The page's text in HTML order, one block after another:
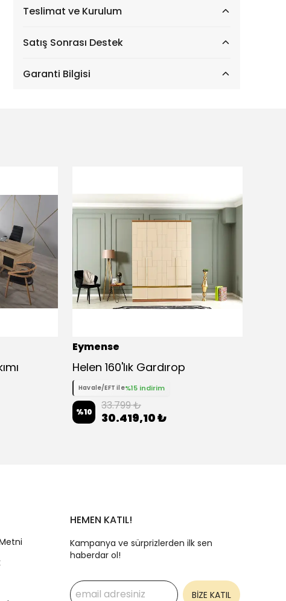
Teslimat ve Kurulum
Satış Sonrası Destek
Garanti Bilgisi
Eymense
Helen 160'lık Gardırop
Havale/EFT ile%15 indirim
%10 33.799 ₺
30.419,10 ₺
HEMEN KATIL!
Kampanya ve sürprizlerden ilk sen
haberdar ol!
BİZE KATIL